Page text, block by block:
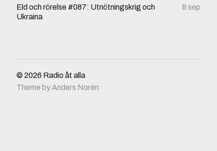
Eld och rörelse #087: Utnötningskrig och
Ukraina
8 sep
© 2026 Radio åt alla
Theme byAnders Norén